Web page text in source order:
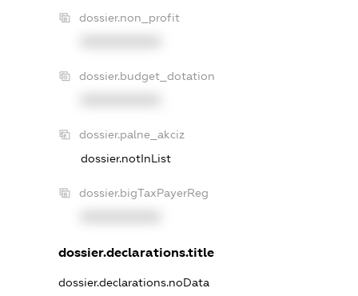
dossier.non_profit
dossier.budget_dotation
dossier.palne_akciz
dossier.notInList
dossier.bigTaxPayerReg
dossier.declarations.title
dossier.declarations.noData